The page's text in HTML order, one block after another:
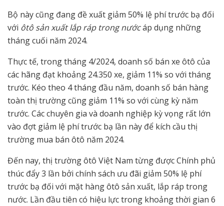
Bộ này cũng đang đề xuất giảm 50% lệ phí trước bạ đối
với ôtô sản xuất lắp ráp trong nướcáp dụng những
tháng cuối năm 2024.
Thực tế, trong tháng 4/2024, doanh số bán xe ôtô của
các hãng đạt khoảng 24.350 xe, giảm 11% so với tháng
trước. Kéo theo 4 tháng đầu năm, doanh số bán hàng
toàn thị trường cũng giảm 11% so với cùng kỳ năm
trước. Các chuyên gia và doanh nghiệp kỳ vọng rất lớn
vào đợt giảm lệ phí trước bạ lần này để kích cầu thị
trường mua bán ôtô năm 2024.
Đến nay, thị trường ôtô Việt Nam từng được Chính phủ
thúc đẩy 3 lần bởi chính sách ưu đãi giảm 50% lệ phí
trước bạ đối với mặt hàng ôtô sản xuất, lắp ráp trong
nước. Lần đầu tiên có hiệu lực trong khoảng thời gian 6